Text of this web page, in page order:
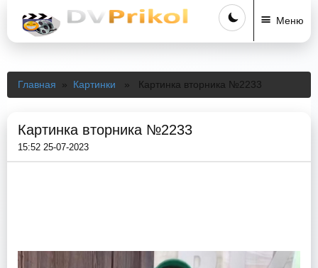
Меню
Главная » Картинки » Картинка вторника №2233
Картинка вторника №2233
15:52 25-07-2023